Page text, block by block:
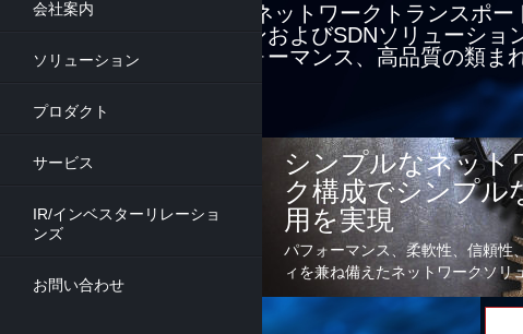
会社案内
ソリューション
プロダクト
サービス
IR/インベスターリレーショ
ンズ
お問い合わせ
最先端のパケットネットワークトランスポー
セスソリューションおよびSDNソリューショ
り、柔軟性、パフォーマンス、高品質の類ま
詳細
シンプルなネット
ク構成でシンプル
用を実現
パフォーマンス、柔軟性、信頼性
ィを兼ね備えたネットワークソリ
詳しくはこちらへ